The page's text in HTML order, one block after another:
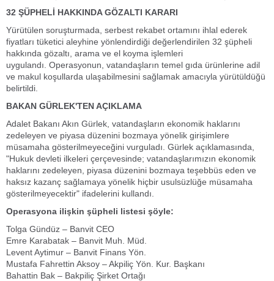
32 ŞÜPHELİ HAKKINDA GÖZALTI KARARI
Yürütülen soruşturmada, serbest rekabet ortamını ihlal ederek
fiyatları tüketici aleyhine yönlendirdiği değerlendirilen 32 şüpheli
hakkında gözaltı, arama ve el koyma işlemleri
uygulandı. Operasyonun, vatandaşların temel gıda ürünlerine adil
ve makul koşullarda ulaşabilmesini sağlamak amacıyla yürütüldüğü
belirtildi.
BAKAN GÜRLEK'TEN AÇIKLAMA
Adalet Bakanı Akın Gürlek, vatandaşların ekonomik haklarını
zedeleyen ve piyasa düzenini bozmaya yönelik girişimlere
müsamaha gösterilmeyeceğini vurguladı. Gürlek açıklamasında,
"Hukuk devleti ilkeleri çerçevesinde; vatandaşlarımızın ekonomik
haklarını zedeleyen, piyasa düzenini bozmaya teşebbüs eden ve
haksız kazanç sağlamaya yönelik hiçbir usulsüzlüğe müsamaha
gösterilmeyecektir" ifadelerini kullandı.
Operasyona ilişkin şüpheli listesi şöyle:
Tolga Gündüz – Banvit CEO
Emre Karabatak – Banvit Muh. Müd.
Levent Aytimur – Banvit Finans Yön.
Mustafa Fahrettin Aksoy – Akpiliç Yön. Kur. Başkanı
Bahattin Bak – Bakpiliç Şirket Ortağı